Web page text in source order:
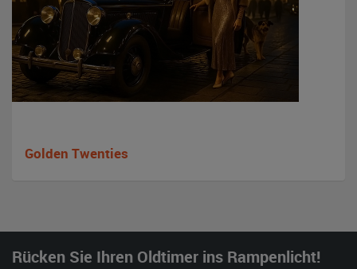
Golden Twenties
Rücken Sie Ihren Oldtimer ins Rampenlicht!